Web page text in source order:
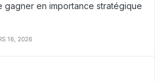
gagner en importance stratégique
16, 2026